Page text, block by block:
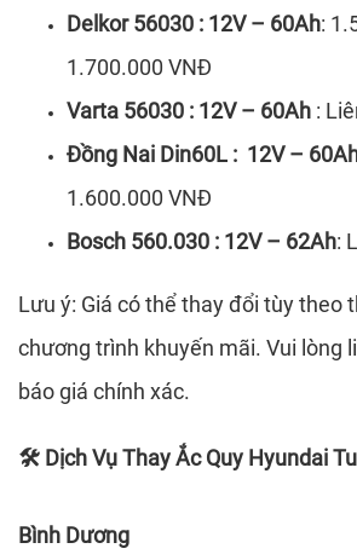
Delkor 56030 : 12V – 60Ah:
1.700.000 VNĐ
Varta 56030 : 12V – 60Ah :
Đồng Nai Din60L : 12V –
1.600.000 VNĐ
Bosch 560.030 : 12V – 62Ah:
Lưu ý: Giá có thể thay đổi tùy theo
chương trình khuyến mãi. Vui lòng
báo giá chính xác.
🛠️ Dịch Vụ Thay Ắc Quy Hyundai
Bình Dương